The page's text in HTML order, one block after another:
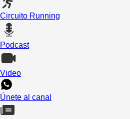
Circuito Running
Podcast
Video
Únete al canal